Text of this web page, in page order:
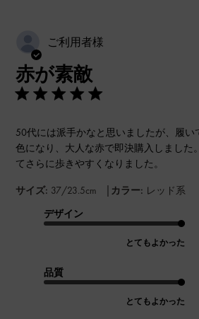
ご利用者様
赤が素敵
50代には派手かなと思いましたが、履い
色になり、大人な赤で即決購入しました
てさらに歩きやすくなりました。
サイズ: 37/23.5cm | カラー: レッド系
デザイン
とてもよかった
品質
とてもよかった